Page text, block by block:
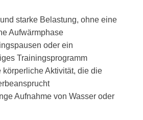
starke Belastung, ohne eine
Aufwärmphase
oder ein
Trainingsprogramm
körperliche Aktivität, die die
Aufnahme von Wasser oder